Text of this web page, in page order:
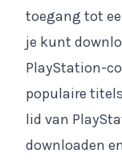
toegang tot
je kunt
PlayStation-
populaire
lid van
downloaden